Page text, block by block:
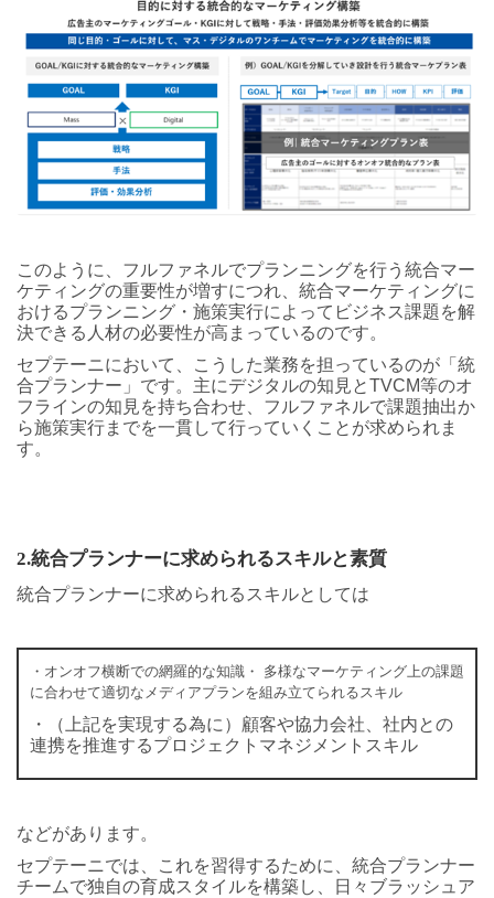
このように、フルファネルでプランニングを行う統合マー
ケティングの重要性が増すにつれ、統合マーケティングに
おけるプランニング・施策実行によってビジネス課題を解
決できる人材の必要性が高まっているのです。
セプテーニにおいて、こうした業務を担っているのが「統
合プランナー」です。主にデジタルの知見とTVCM等のオ
フラインの知見を持ち合わせ、フルファネルで課題抽出か
ら施策実行までを一貫して行っていくことが求められま
す。
2.統合プランナーに求められるスキルと素質
統合プランナーに求められるスキルとしては
・オンオフ横断での網羅的な知識・ 多様なマーケティング上の課題
に合わせて適切なメディアプランを組み立てられるスキル
・（上記を実現する為に）顧客や協力会社、社内との
連携を推進するプロジェクトマネジメントスキル
などがあります。
セプテーニでは、これを習得するために、統合プランナー
チームで独自の育成スタイルを構築し、日々ブラッシュア